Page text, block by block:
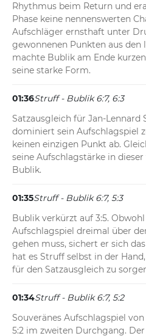
Rhythmus beim Return und
Phase keine nennenswerten
Aufschläger ernsthaft unter
gewonnenen Punkten aus den
machte Bublik am Ende
seine starke Form.
01:36Struff - Bublik 6:7, 6:3
Satzausgleich für Jan-Lennard
dominiert sein Aufschlagspiel
keinen einzigen Punkt ab.
seine Aufschlagstärke in
Bublik.
01:35Struff - Bublik 6:7, 5:3
Bublik verkürzt auf 3:5.
Aufschlagspiel dreimal über
gehen muss, sichert er sich
hat es Struff selbst in der
für den Satzausgleich zu
01:34Struff - Bublik 6:7, 5:2
Souveränes Aufschlagspiel
5:2 im zweiten Durchgang.